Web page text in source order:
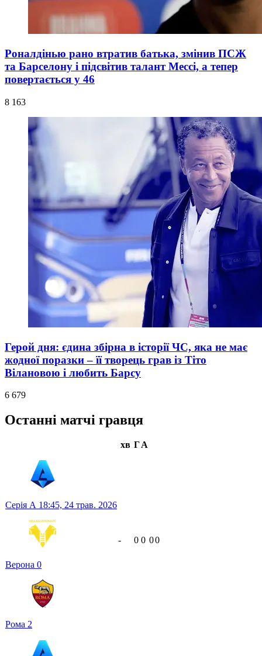
Роналдінью рано втратив батька, змінив ПСЖ
та Барселону і підсвітив талант Мессі, а тепер
повертається у 46
8 163
Герой дня: єдина збірна в історії ЧС, яка не має
жодної поразки – її творець грав із Тіто
Вілановою і любить Барсу
6 679
Останні матчі гравця
хв ГА
Серія А 18:45, 24 трав. 2026
Верона 0
Рома 2
- 0 0 00